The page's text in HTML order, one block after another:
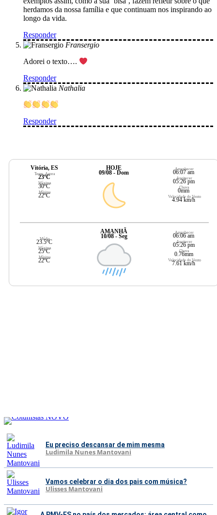
herdamos da nossa família e que continuam nos inspirando ao
longo da vida.
Responder
Fransergio
Adorei o texto….
Responder
Nathalia
Responder
Vitória, ES
Temp. Agora
23ºC
Máxima
30ºC
Mínima
22ºC
HOJE
09/08 - Dom
Amanhecer
06:07 am
Anoitecer
05:26 pm
Chuva
0mm
Velocidade do Vento
4.94 km/h
Média
23.5ºC
Máxima
25ºC
Mínima
22ºC
AMANHÃ
10/08 - Seg
Amanhecer
06:06 am
Anoitecer
05:26 pm
Chuva
0.76mm
Velocidade do Vento
7.61 km/h
Eu preciso descansar de mim mesma
Ludimila Nunes Mantovani
Vamos celebrar o dia dos pais com música?
Ulisses Mantovani